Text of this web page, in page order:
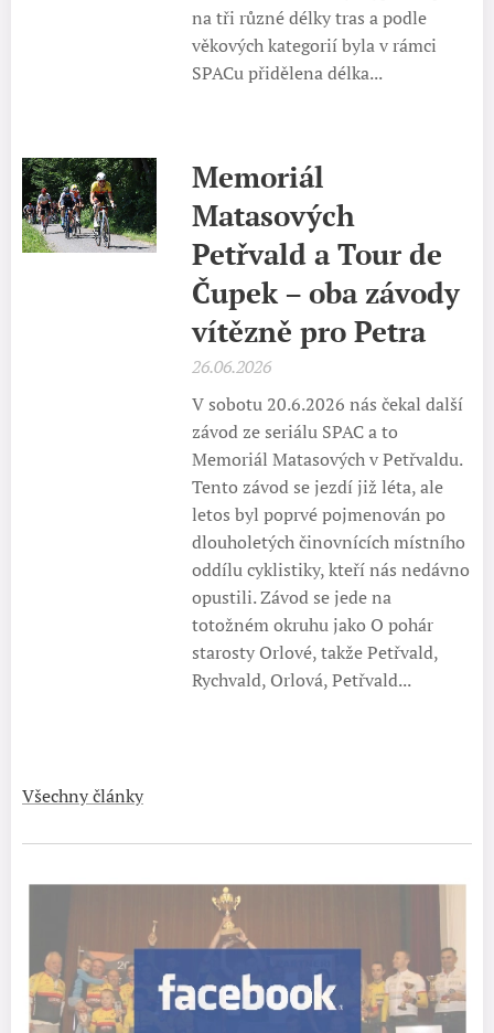
na tři různé délky tras a podle
věkových kategorií byla v rámci
SPACu přidělena délka...
Memoriál
Matasových
Petřvald a Tour de
Čupek – oba závody
vítězně pro Petra
26.06.2026
V sobotu 20.6.2026 nás čekal další
závod ze seriálu SPAC a to
Memoriál Matasových v Petřvaldu.
Tento závod se jezdí již léta, ale
letos byl poprvé pojmenován po
dlouholetých činovnících místního
oddílu cyklistiky, kteří nás nedávno
opustili. Závod se jede na
totožném okruhu jako O pohár
starosty Orlové, takže Petřvald,
Rychvald, Orlová, Petřvald...
Všechny články